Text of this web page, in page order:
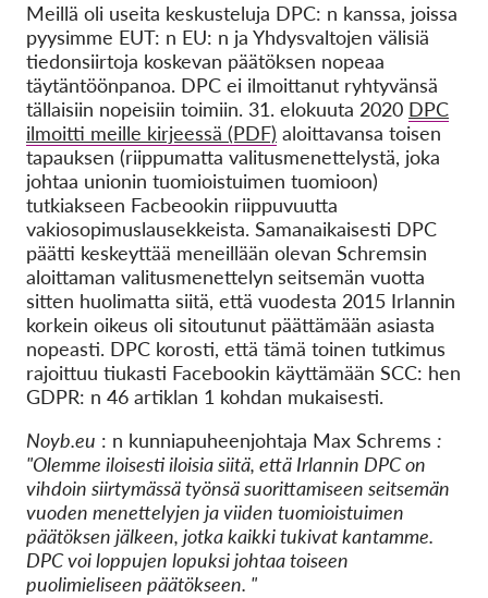
Meillä oli useita keskusteluja DPC: n kanssa, joissa
pyysimme EUT: n EU: n ja Yhdysvaltojen välisiä
tiedonsiirtoja koskevan päätöksen nopeaa
täytäntöönpanoa. DPC ei ilmoittanut ryhtyvänsä
tällaisiin nopeisiin toimiin. 31. elokuuta 2020 DPC
ilmoitti meille kirjeessä (PDF) aloittavansa toisen
tapauksen (riippumatta valitusmenettelystä, joka
johtaa unionin tuomioistuimen tuomioon)
tutkiakseen Facbeookin riippuvuutta
vakiosopimuslausekkeista. Samanaikaisesti DPC
päätti keskeyttää meneillään olevan Schremsin
aloittaman valitusmenettelyn seitsemän vuotta
sitten huolimatta siitä, että vuodesta 2015 Irlannin
korkein oikeus oli sitoutunut päättämään asiasta
nopeasti. DPC korosti, että tämä toinen tutkimus
rajoittuu tiukasti Facebookin käyttämään SCC: hen
GDPR: n 46 artiklan 1 kohdan mukaisesti.
Noyb.eu : n kunniapuheenjohtaja Max Schrems :
"Olemme iloisesti iloisia siitä, että Irlannin DPC on
vihdoin siirtymässä työnsä suorittamiseen seitsemän
vuoden menettelyjen ja viiden tuomioistuimen
päätöksen jälkeen, jotka kaikki tukivat kantamme.
DPC voi loppujen lopuksi johtaa toiseen
puolimieliseen päätökseen. "